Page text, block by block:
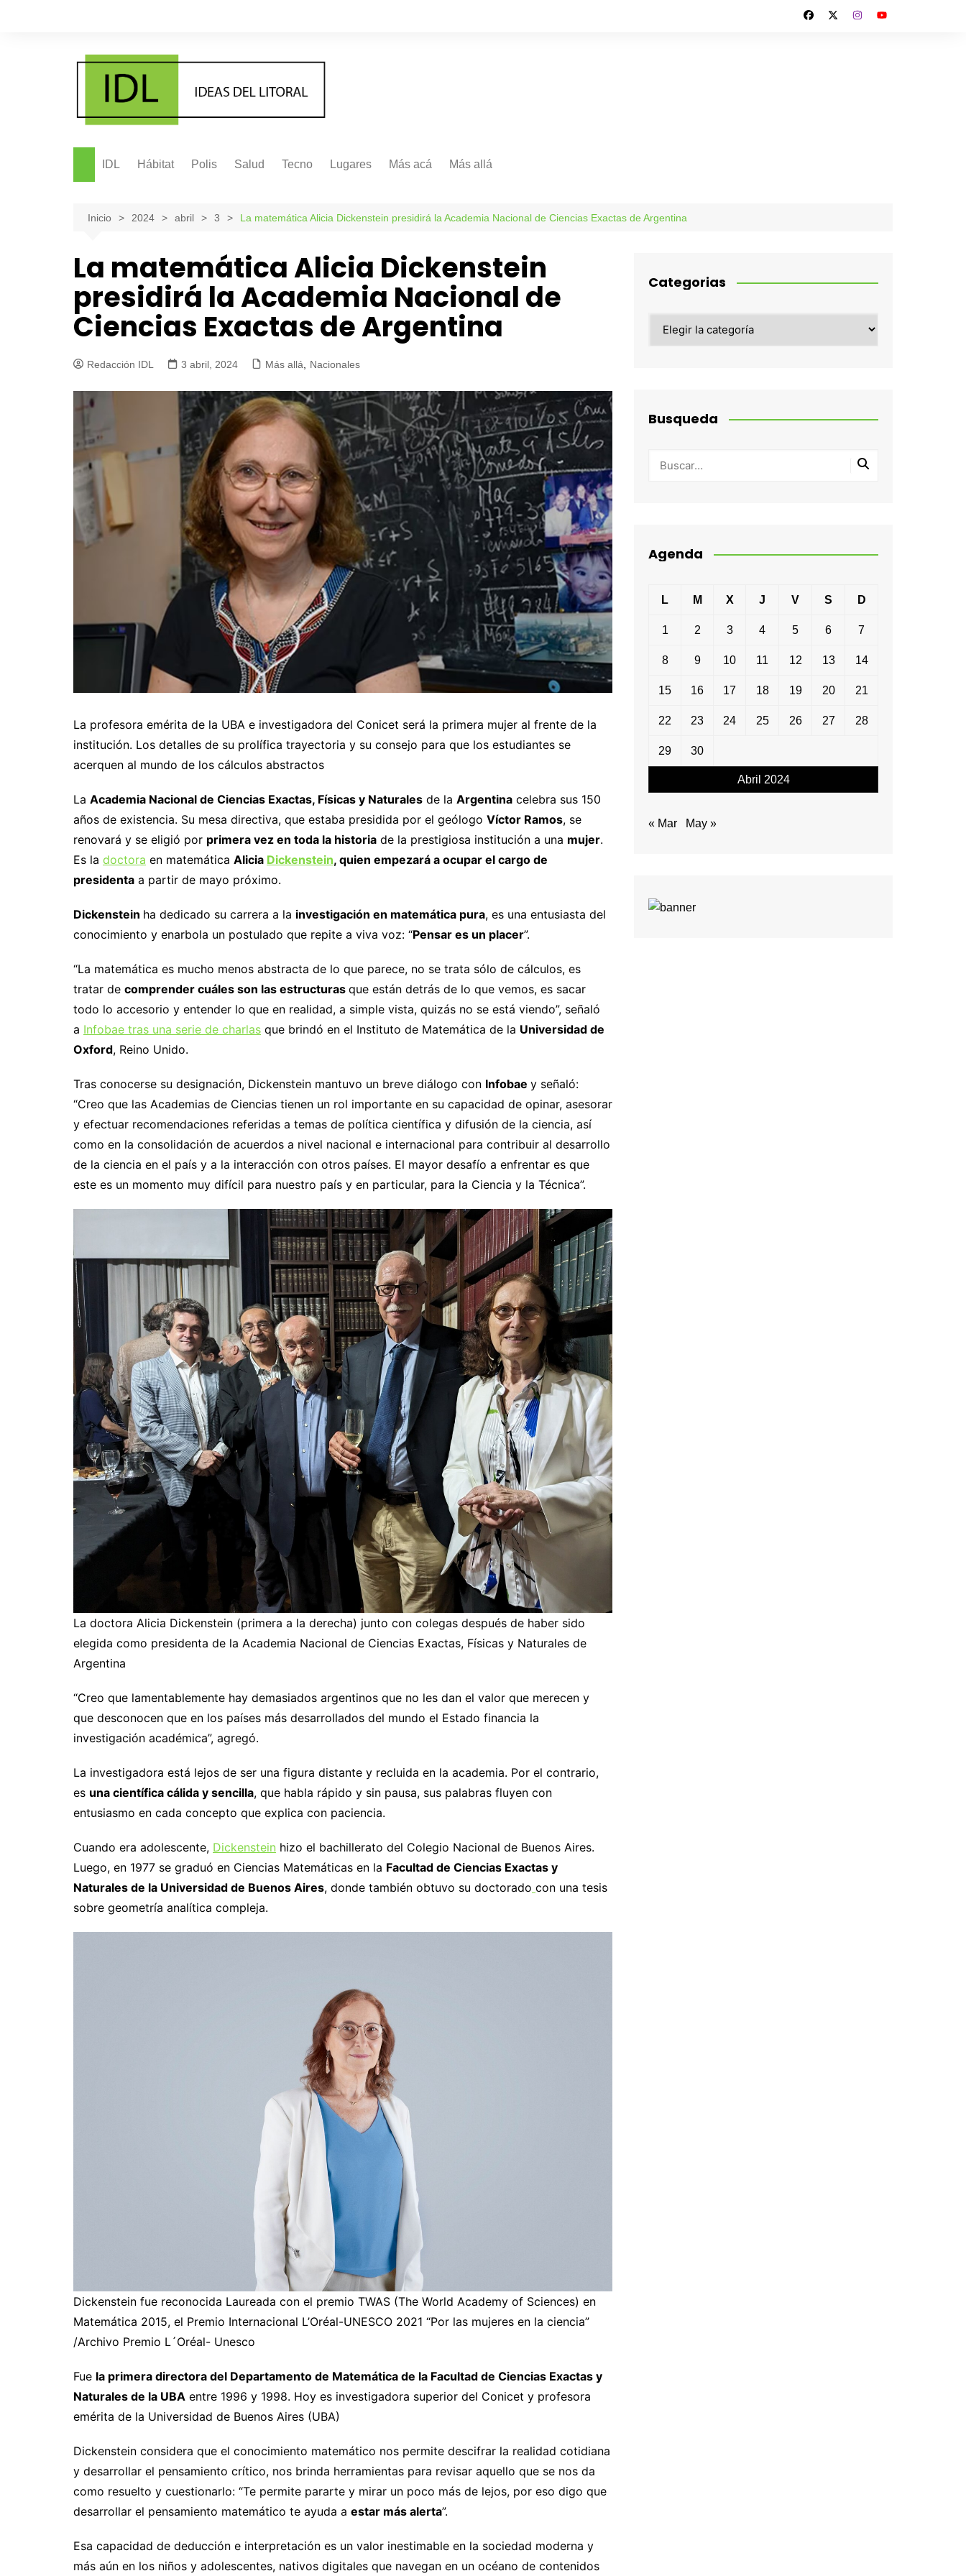
IDL Hábitat Polis Salud Tecno Lugares Más acá Más allá
Internacionales Más allá
Inicio 2024 abril 3 La matemática Alicia Dickenstein presidirá la Academia Nacional de Ciencias Exactas de Argentina
La matemática Alicia Dickenstein
presidirá la Academia Nacional de
Ciencias Exactas de Argentina
Redacción IDL 3 abril, 2024 Más allá, Nacionales
La profesora emérita de la UBA e investigadora del Conicet será la primera mujer al frente de la
institución. Los detalles de su prolífica trayectoria y su consejo para que los estudiantes se
acerquen al mundo de los cálculos abstractos
La Academia Nacional de Ciencias Exactas, Físicas y Naturales de la Argentina celebra sus 150
años de existencia. Su mesa directiva, que estaba presidida por el geólogo Víctor Ramos, se
renovará y se eligió por primera vez en toda la historia de la prestigiosa institución a una mujer.
Es la doctora en matemática Alicia Dickenstein, quien empezará a ocupar el cargo de
presidenta a partir de mayo próximo.
Dickenstein ha dedicado su carrera a la investigación en matemática pura, es una entusiasta del
conocimiento y enarbola un postulado que repite a viva voz: “Pensar es un placer”.
“La matemática es mucho menos abstracta de lo que parece, no se trata sólo de cálculos, es
tratar de comprender cuáles son las estructuras que están detrás de lo que vemos, es sacar
todo lo accesorio y entender lo que en realidad, a simple vista, quizás no se está viendo”, señaló
a Infobae tras una serie de charlas que brindó en el Instituto de Matemática de la Universidad de
Oxford, Reino Unido.
Tras conocerse su designación, Dickenstein mantuvo un breve diálogo con Infobae y señaló:
“Creo que las Academias de Ciencias tienen un rol importante en su capacidad de opinar, asesorar
y efectuar recomendaciones referidas a temas de política científica y difusión de la ciencia, así
como en la consolidación de acuerdos a nivel nacional e internacional para contribuir al desarrollo
de la ciencia en el país y a la interacción con otros países. El mayor desafío a enfrentar es que
este es un momento muy difícil para nuestro país y en particular, para la Ciencia y la Técnica”.
La doctora Alicia Dickenstein (primera a la derecha) junto con colegas después de haber sido
elegida como presidenta de la Academia Nacional de Ciencias Exactas, Físicas y Naturales de
Argentina
“Creo que lamentablemente hay demasiados argentinos que no les dan el valor que merecen y
que desconocen que en los países más desarrollados del mundo el Estado financia la
investigación académica”, agregó.
La investigadora está lejos de ser una figura distante y recluida en la academia. Por el contrario,
es una científica cálida y sencilla, que habla rápido y sin pausa, sus palabras fluyen con
entusiasmo en cada concepto que explica con paciencia.
Cuando era adolescente, Dickenstein hizo el bachillerato del Colegio Nacional de Buenos Aires.
Luego, en 1977 se graduó en Ciencias Matemáticas en la Facultad de Ciencias Exactas y
Naturales de la Universidad de Buenos Aires, donde también obtuvo su doctorado con una tesis
sobre geometría analítica compleja.
Dickenstein fue reconocida Laureada con el premio TWAS (The World Academy of Sciences) en
Matemática 2015, el Premio Internacional L’Oréal-UNESCO 2021 “Por las mujeres en la ciencia”
/Archivo Premio L´Oréal- Unesco
Fue la primera directora del Departamento de Matemática de la Facultad de Ciencias Exactas y
Naturales de la UBA entre 1996 y 1998. Hoy es investigadora superior del Conicet y profesora
emérita de la Universidad de Buenos Aires (UBA)
Dickenstein considera que el conocimiento matemático nos permite descifrar la realidad cotidiana
y desarrollar el pensamiento crítico, nos brinda herramientas para revisar aquello que se nos da
como resuelto y cuestionarlo: “Te permite pararte y mirar un poco más de lejos, por eso digo que
desarrollar el pensamiento matemático te ayuda a estar más alerta”.
Esa capacidad de deducción e interpretación es un valor inestimable en la sociedad moderna y
más aún en los niños y adolescentes, nativos digitales que navegan en un océano de contenidos
Categorias
Busqueda
Agenda
Abril 2024
L M X J V S D
1 2 3 4 5 6 7
8 9 10 11 12 13 14
15 16 17 18 19 20 21
22 23 24 25 26 27 28
29 30
« Mar May »